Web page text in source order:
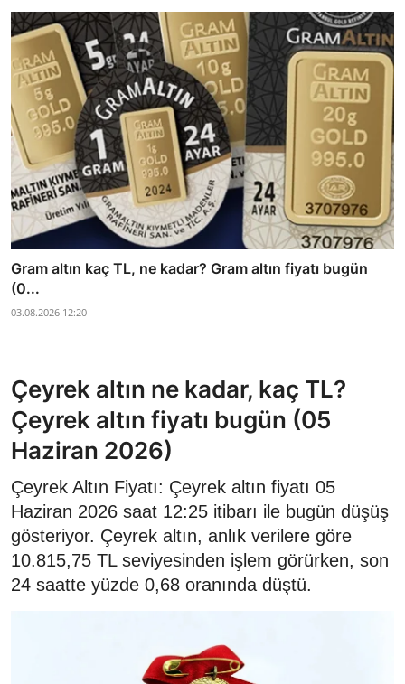
Gram altın kaç TL, ne kadar? Gram altın fiyatı bugün
(0...
03.08.2026 12:20
Çeyrek altın ne kadar, kaç TL?
Çeyrek altın fiyatı bugün (05
Haziran 2026)
Çeyrek Altın Fiyatı: Çeyrek altın fiyatı 05
Haziran 2026 saat 12:25 itibarı ile bugün düşüş
gösteriyor. Çeyrek altın, anlık verilere göre
10.815,75 TL seviyesinden işlem görürken, son
24 saatte yüzde 0,68 oranında düştü.